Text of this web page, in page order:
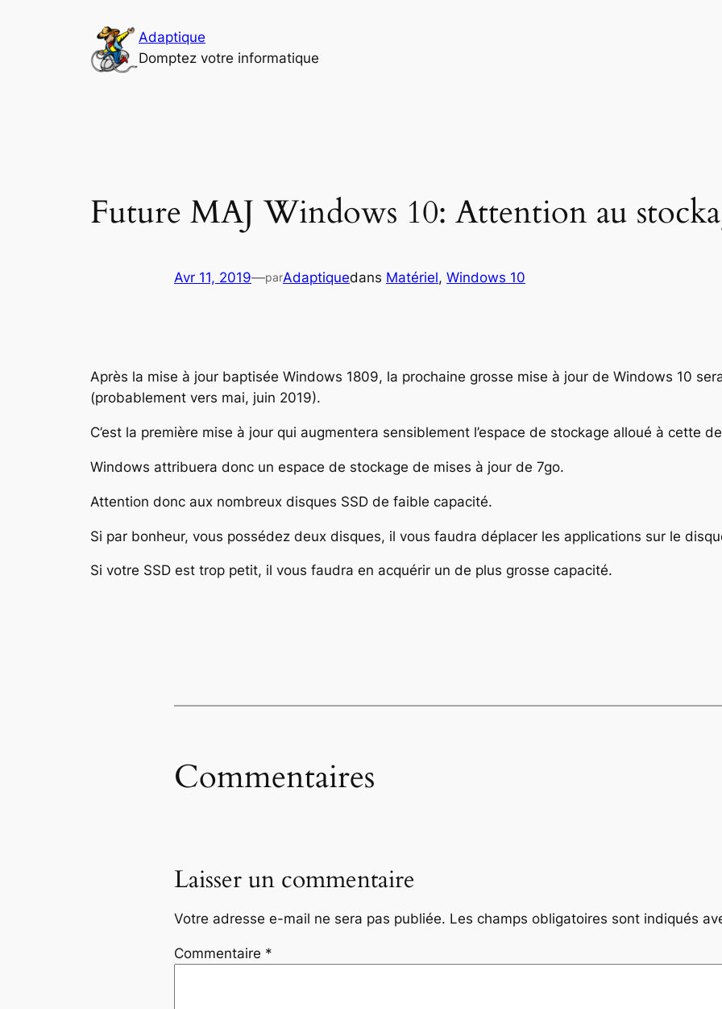
Adaptique
Domptez votre informatique
Future MAJ Windows 10: Attention au
Avr 11, 2019—parAdaptiquedans Matériel, Windows 10
Après la mise à jour baptisée Windows 1809, la prochaine grosse mise à jour de Windows 10
(probablement vers mai, juin 2019).
C’est la première mise à jour qui augmentera sensiblement l’espace de stockage alloué à cette
Windows attribuera donc un espace de stockage de mises à jour de 7go.
Attention donc aux nombreux disques SSD de faible capacité.
Si par bonheur, vous possédez deux disques, il vous faudra déplacer les applications sur le
Si votre SSD est trop petit, il vous faudra en acquérir un de plus grosse capacité.
Commentaires
Laisser un commentaire
Votre adresse e-mail ne sera pas publiée. Les champs obligatoires sont indiqués
Commentaire *